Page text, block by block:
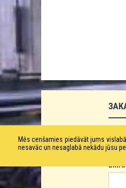
ИМЯ
Mēs cenšamies piedāvāt jums
nesavāc un nesaglabā nekādu jūsu